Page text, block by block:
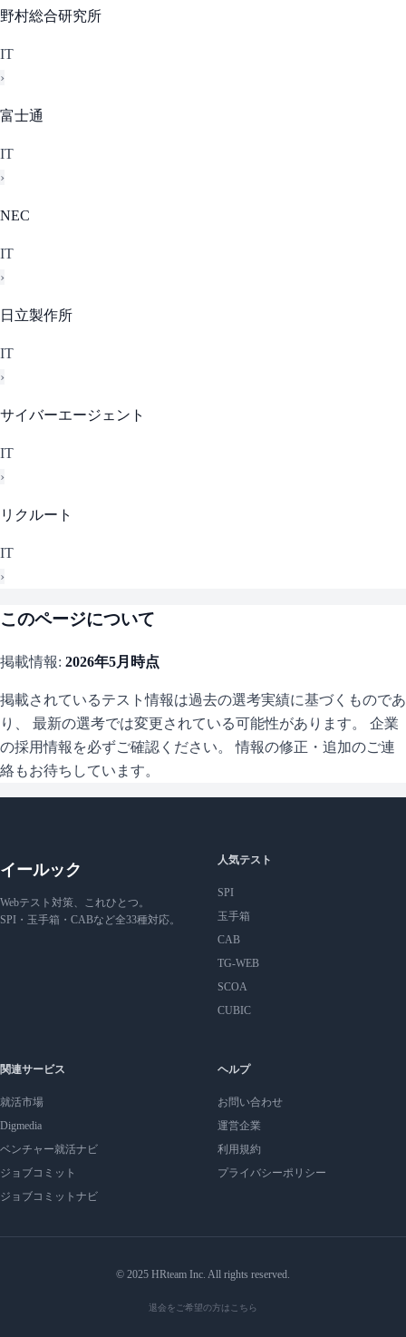
野村総合研究所
IT
›
富士通
IT
›
NEC
IT
›
日立製作所
IT
›
サイバーエージェント
IT
›
リクルート
IT
›
このページについて
掲載情報: 2026年5月 時点
掲載されているテスト情報は過去の選考実績に基づくものであ
り、 最新の選考では変更されている可能性があります。 企業
の採用情報を必ずご確認ください。 情報の修正・追加のご連
絡もお待ちしています。
イールック
Webテスト対策、これひとつ。
SPI・玉手箱・CABなど全33種対応。
人気テスト
SPI
玉手箱
CAB
TG-WEB
SCOA
CUBIC
関連サービス
就活市場
Digmedia
ベンチャー就活ナビ
ジョブコミット
ジョブコミットナビ
ヘルプ
お問い合わせ
運営企業
利用規約
プライバシーポリシー
© 2025 HRteam Inc. All rights reserved.
退会をご希望の方はこちら